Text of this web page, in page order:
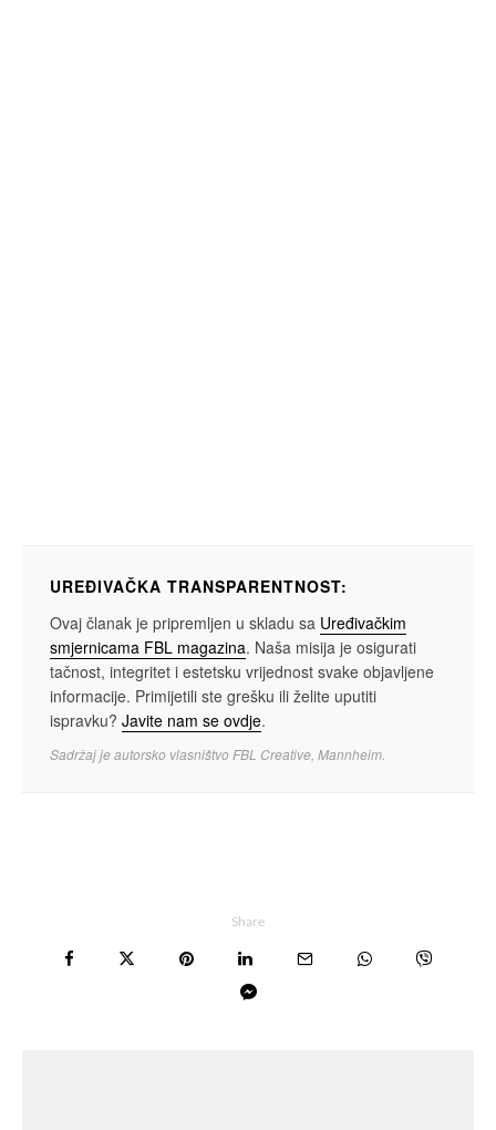
UREĐIVAČKA TRANSPARENTNOST:
Ovaj članak je pripremljen u skladu sa Uređivačkim
smjernicama FBL magazina. Naša misija je osigurati
tačnost, integritet i estetsku vrijednost svake objavljene
informacije. Primijetili ste grešku ili želite uputiti
ispravku? Javite nam se ovdje.
Sadržaj je autorsko vlasništvo FBL Creative, Mannheim.
Share